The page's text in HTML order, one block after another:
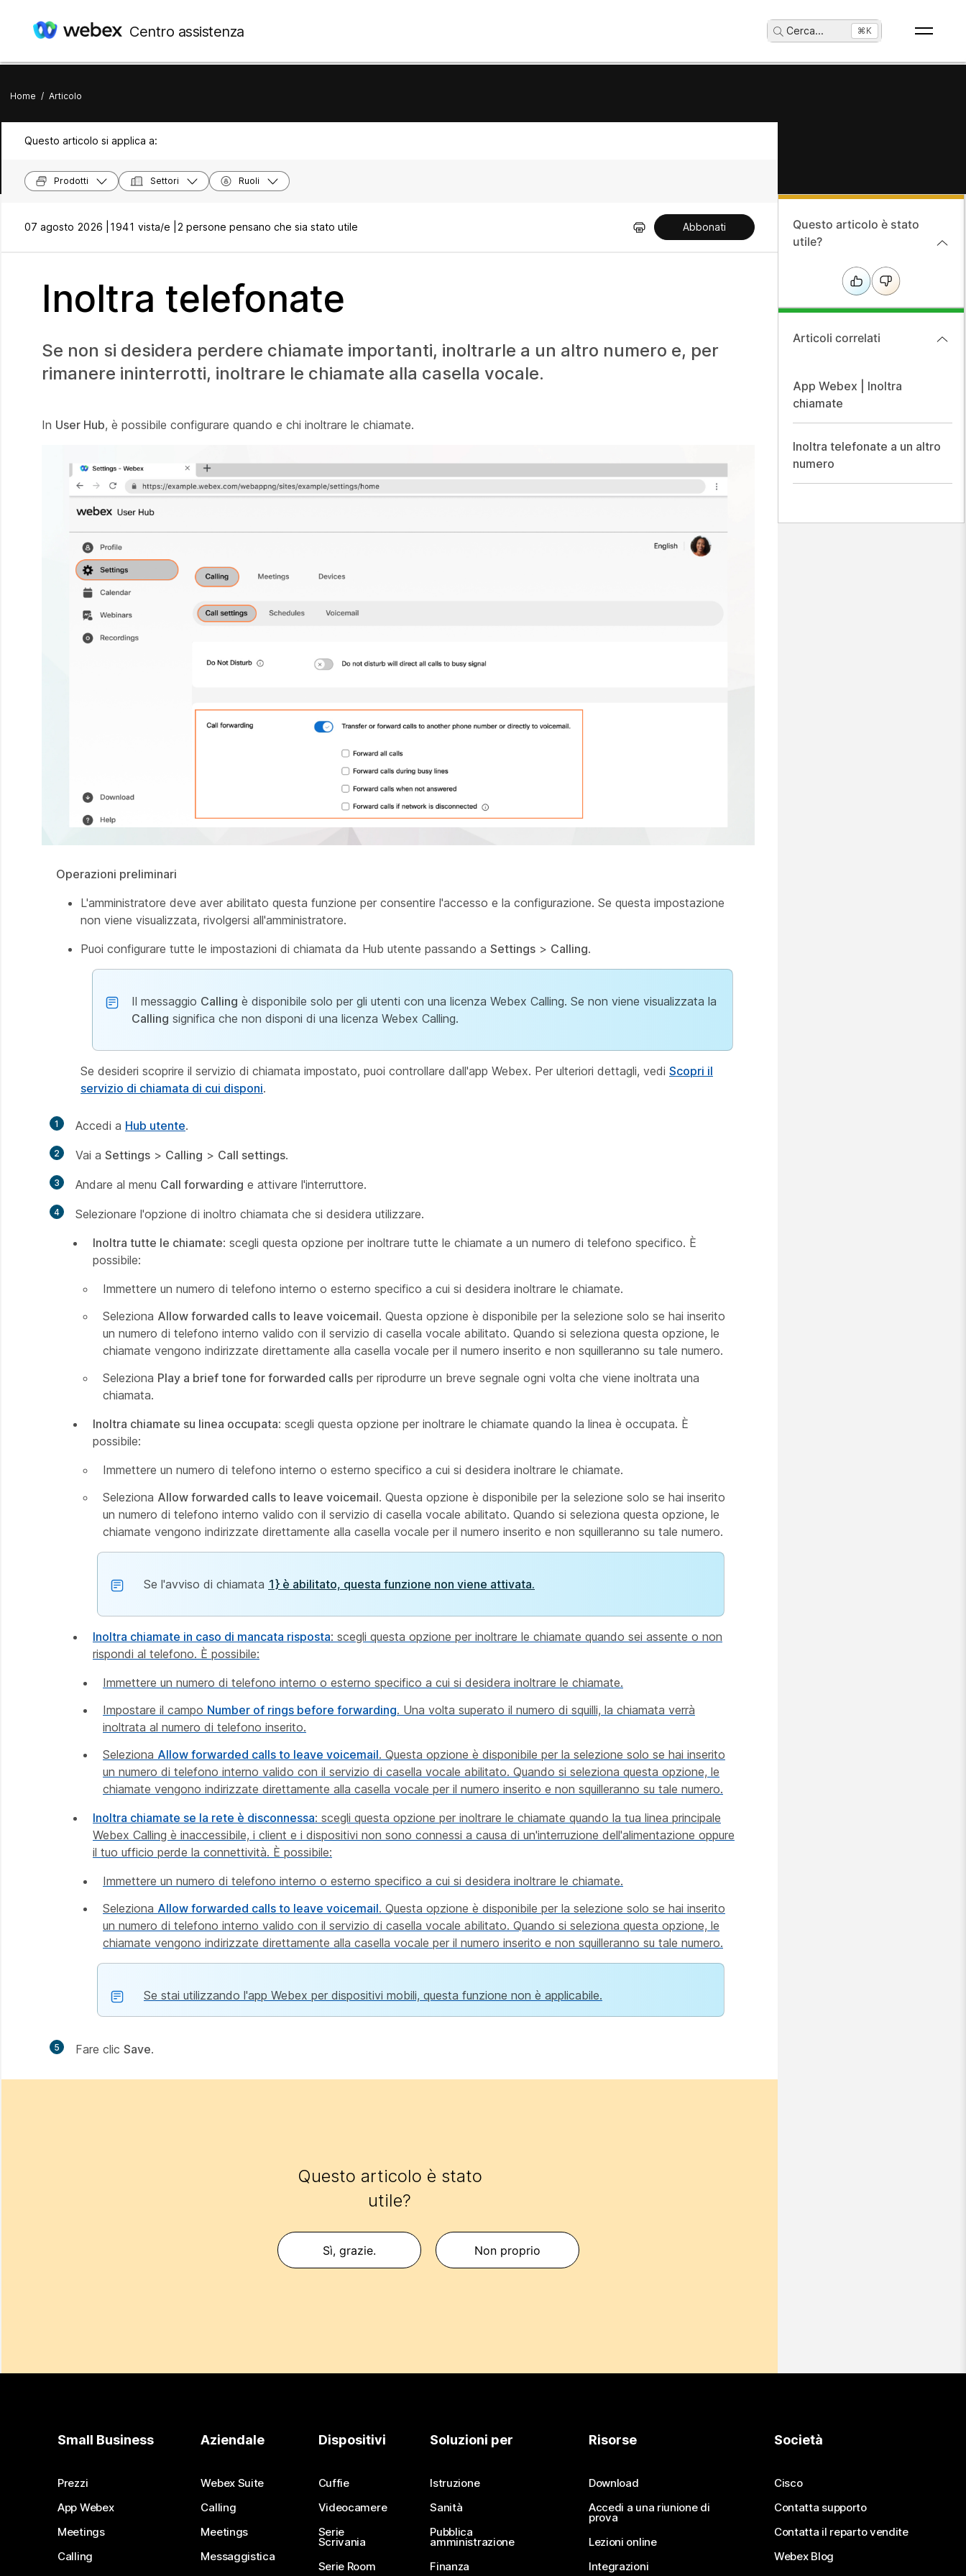
Centro assistenza Cerca... ⌘K
Home / Articolo
Questo articolo si applica a:
Prodotti Settori Ruoli
07 agosto 2026 | 1941 vista/e | 2 persone pensano che sia stato utile Abbonati
Inoltra telefonate
Se non si desidera perdere chiamate importanti, inoltrarle a un altro numero e, per
rimanere ininterrotti, inoltrare le chiamate alla casella vocale.
In User Hub, è possibile configurare quando e chi inoltrare le chiamate.
Operazioni preliminari
L'amministratore deve aver abilitato questa funzione per consentire l'accesso e la configurazione. Se questa impostazione
non viene visualizzata, rivolgersi all'amministratore.
Puoi configurare tutte le impostazioni di chiamata da Hub utente passando a Settings > Calling.
Il messaggio Calling è disponibile solo per gli utenti con una licenza Webex Calling. Se non viene visualizzata la
Calling significa che non disponi di una licenza Webex Calling.
Se desideri scoprire il servizio di chiamata impostato, puoi controllare dall'app Webex. Per ulteriori dettagli, vedi Scopri il
servizio di chiamata di cui disponi.
1 Accedi a Hub utente.
2 Vai a Settings > Calling > Call settings.
3 Andare al menu Call forwarding e attivare l'interruttore.
4
Selezionare l'opzione di inoltro chiamata che si desidera utilizzare.
Inoltra tutte le chiamate: scegli questa opzione per inoltrare tutte le chiamate a un numero di telefono specifico. È
possibile:
Immettere un numero di telefono interno o esterno specifico a cui si desidera inoltrare le chiamate.
Seleziona Allow forwarded calls to leave voicemail. Questa opzione è disponibile per la selezione solo se hai inserito
un numero di telefono interno valido con il servizio di casella vocale abilitato. Quando si seleziona questa opzione, le
chiamate vengono indirizzate direttamente alla casella vocale per il numero inserito e non squilleranno su tale numero.
Seleziona Play a brief tone for forwarded calls per riprodurre un breve segnale ogni volta che viene inoltrata una
chiamata.
Inoltra chiamate su linea occupata: scegli questa opzione per inoltrare le chiamate quando la linea è occupata. È
possibile:
Immettere un numero di telefono interno o esterno specifico a cui si desidera inoltrare le chiamate.
Seleziona Allow forwarded calls to leave voicemail. Questa opzione è disponibile per la selezione solo se hai inserito
un numero di telefono interno valido con il servizio di casella vocale abilitato. Quando si seleziona questa opzione, le
chiamate vengono indirizzate direttamente alla casella vocale per il numero inserito e non squilleranno su tale numero.
Se l'avviso di chiamata 1} è abilitato, questa funzione non viene attivata.
Inoltra chiamate in caso di mancata risposta: scegli questa opzione per inoltrare le chiamate quando sei assente o non
rispondi al telefono. È possibile:
Immettere un numero di telefono interno o esterno specifico a cui si desidera inoltrare le chiamate.
Impostare il campo Number of rings before forwarding. Una volta superato il numero di squilli, la chiamata verrà
inoltrata al numero di telefono inserito.
Seleziona Allow forwarded calls to leave voicemail. Questa opzione è disponibile per la selezione solo se hai inserito
un numero di telefono interno valido con il servizio di casella vocale abilitato. Quando si seleziona questa opzione, le
chiamate vengono indirizzate direttamente alla casella vocale per il numero inserito e non squilleranno su tale numero.
Inoltra chiamate se la rete è disconnessa: scegli questa opzione per inoltrare le chiamate quando la tua linea principale
Webex Calling è inaccessibile, i client e i dispositivi non sono connessi a causa di un'interruzione dell'alimentazione oppure
il tuo ufficio perde la connettività. È possibile:
Immettere un numero di telefono interno o esterno specifico a cui si desidera inoltrare le chiamate.
Seleziona Allow forwarded calls to leave voicemail. Questa opzione è disponibile per la selezione solo se hai inserito
un numero di telefono interno valido con il servizio di casella vocale abilitato. Quando si seleziona questa opzione, le
chiamate vengono indirizzate direttamente alla casella vocale per il numero inserito e non squilleranno su tale numero.
Se stai utilizzando l'app Webex per dispositivi mobili, questa funzione non è applicabile.
5 Fare clic Save.
Questo articolo è stato
utile?
Sì, grazie. Non proprio
Questo articolo è stato
utile?
Articoli correlati
App Webex | Inoltra
chiamate
Inoltra telefonate a un altro
numero
Small Business
Prezzi
App Webex
Meetings
Calling
Aziendale
Webex Suite
Calling
Meetings
Messaggistica
Dispositivi
Cuffie
Videocamere
Serie
Scrivania
Serie Room
Soluzioni per
Istruzione
Sanità
Pubblica
amministrazione
Finanza
Risorse
Download
Accedi a una riunione di
prova
Lezioni online
Integrazioni
Società
Cisco
Contatta supporto
Contatta il reparto vendite
Webex Blog